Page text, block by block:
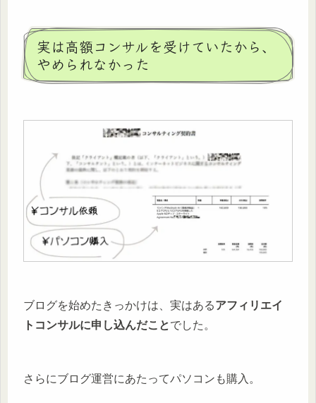
実は高額コンサルを受けていたから、
やめられなかった
ブログを始めたきっかけは、実はあるアフィリエイ
トコンサルに申し込んだことでした。
さらにブログ運営にあたってパソコンも購入。